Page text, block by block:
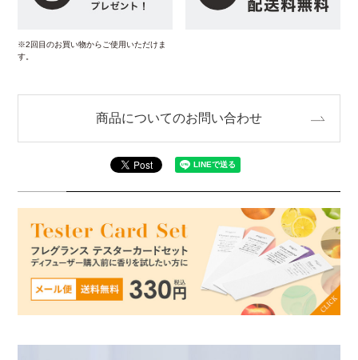
※2回目のお買い物からご使用いただけま
す。
商品についてのお問い合わせ